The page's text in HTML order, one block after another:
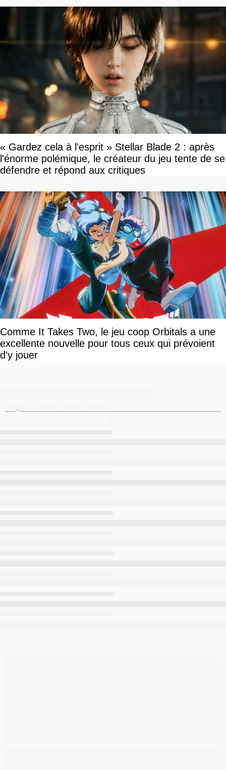
« Gardez cela à l'esprit » Stellar Blade 2 : après
l'énorme polémique, le créateur du jeu tente de se
défendre et répond aux critiques
Comme It Takes Two, le jeu coop Orbitals a une
excellente nouvelle pour tous ceux qui prévoient
d'y jouer